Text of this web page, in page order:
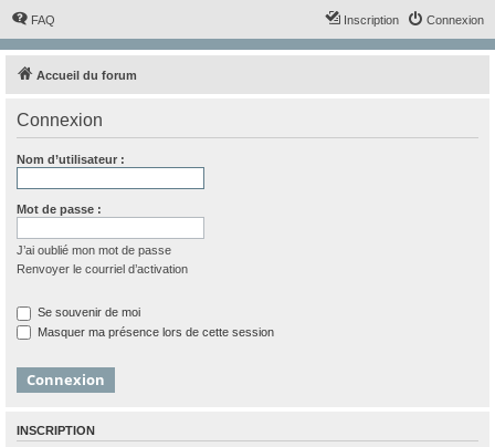
FAQ Connexion
Inscription
Accueil du forum
Connexion
Nom d’utilisateur :
Mot de passe :
J’ai oublié mon mot de passe
Renvoyer le courriel d’activation
Se souvenir de moi
Masquer ma présence lors de cette session
INSCRIPTION